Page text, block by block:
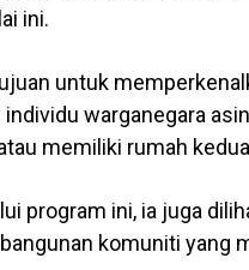
ini.
untuk
warganegara
memiliki rumah
program ini, ia juga
komuniti yang